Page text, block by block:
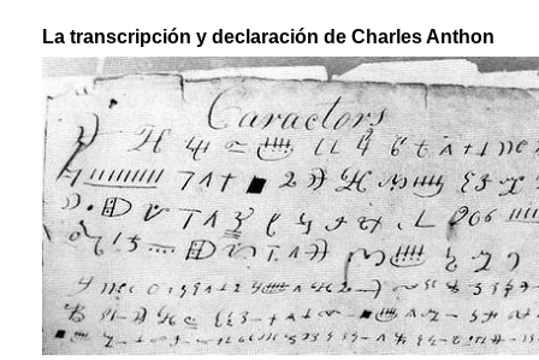
La transcripción y declaración de Charles Anthon